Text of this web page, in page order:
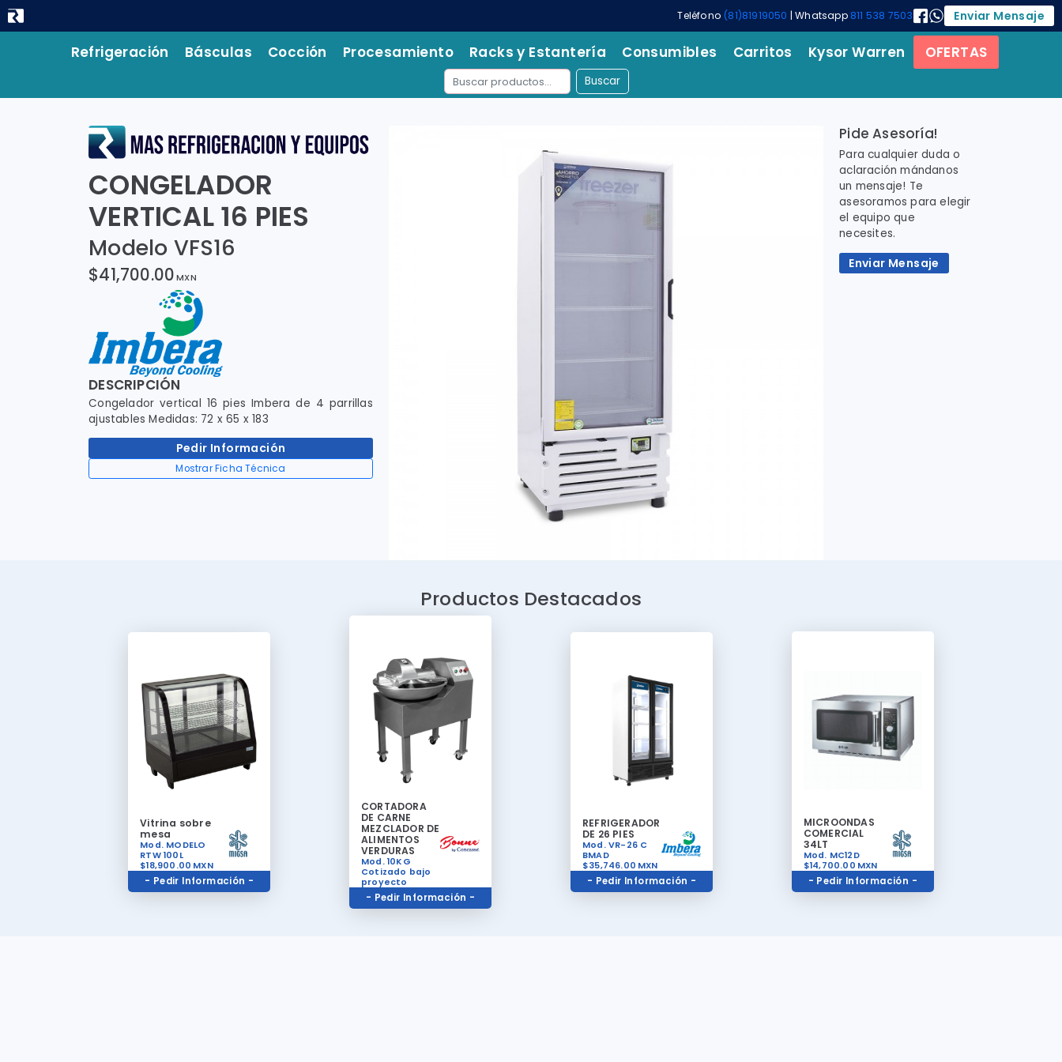
Teléfono (81)81919050 | Whatsapp 811 538 7503 Enviar Mensaje
Refrigeración Básculas Cocción Procesamiento Racks y Estantería Consumibles Carritos Kysor Warren OFERTAS
Buscar
CONGELADOR
VERTICAL 16 PIES
Modelo VFS16
$41,700.00 MXN
DESCRIPCIÓN
Congelador vertical 16 pies Imbera de 4 parrillas
ajustables Medidas: 72 x 65 x 183
Pedir Información
Mostrar Ficha Técnica
Pide Asesoría!
Para cualquier duda o
aclaración mándanos
un mensaje! Te
asesoramos para elegir
el equipo que
necesites.
Enviar Mensaje
Productos Destacados
Vitrina sobre
mesa
Mod. MODELO
RTW 100L
$18,900.00 MXN
- Pedir Información -
CORTADORA
DE CARNE
MEZCLADOR DE
ALIMENTOS
VERDURAS
Mod. 10KG
Cotizado bajo
proyecto
- Pedir Información -
REFRIGERADOR
DE 26 PIES
Mod. VR-26 C
BMAD
$35,746.00 MXN
- Pedir Información -
MICROONDAS
COMERCIAL
34LT
Mod. MC12D
$14,700.00 MXN
- Pedir Información -